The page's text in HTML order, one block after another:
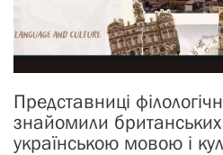
Представниці
знайомили британських
українською мовою і